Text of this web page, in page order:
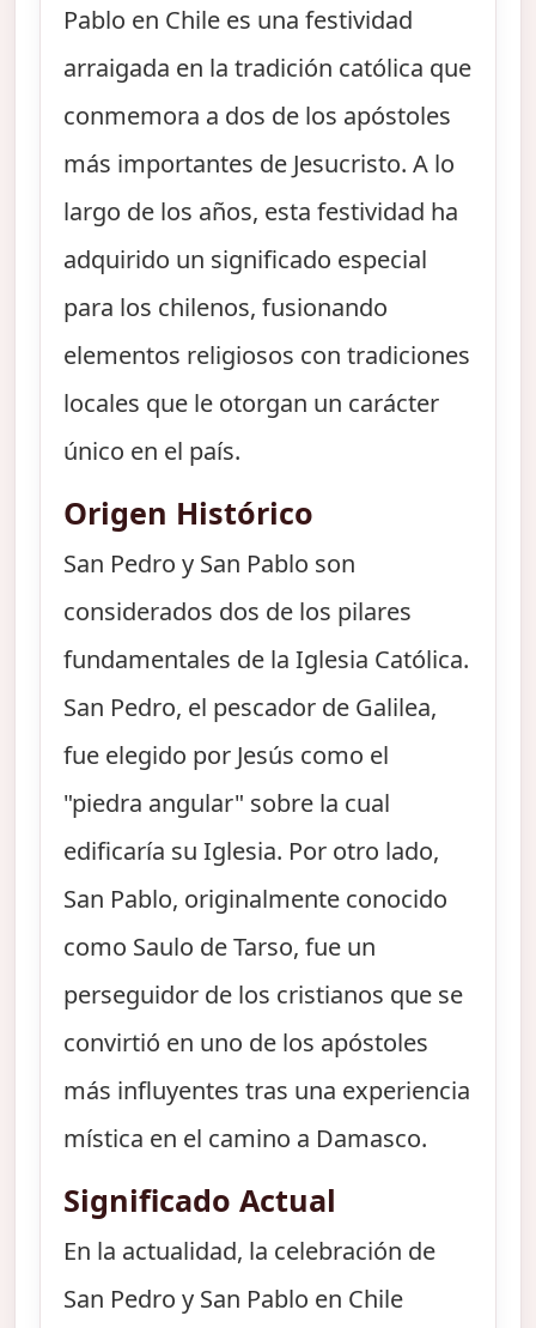
Pablo en Chile es una festividad
arraigada en la tradición católica que
conmemora a dos de los apóstoles
más importantes de Jesucristo. A lo
largo de los años, esta festividad ha
adquirido un significado especial
para los chilenos, fusionando
elementos religiosos con tradiciones
locales que le otorgan un carácter
único en el país.
Origen Histórico
San Pedro y San Pablo son
considerados dos de los pilares
fundamentales de la Iglesia Católica.
San Pedro, el pescador de Galilea,
fue elegido por Jesús como el
"piedra angular" sobre la cual
edificaría su Iglesia. Por otro lado,
San Pablo, originalmente conocido
como Saulo de Tarso, fue un
perseguidor de los cristianos que se
convirtió en uno de los apóstoles
más influyentes tras una experiencia
mística en el camino a Damasco.
Significado Actual
En la actualidad, la celebración de
San Pedro y San Pablo en Chile